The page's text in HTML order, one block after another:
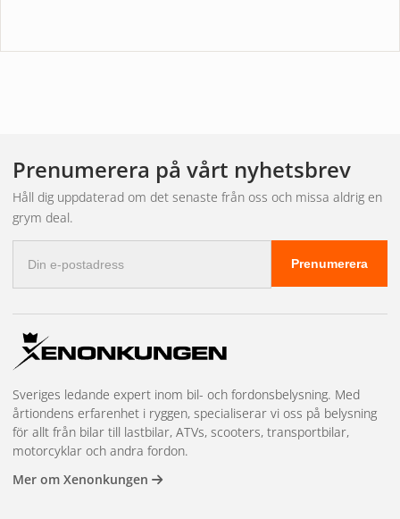
Prenumerera på vårt nyhetsbrev
Håll dig uppdaterad om det senaste från oss och missa aldrig en
grym deal.
postadress
Prenumerera
Sveriges ledande expert inom bil- och fordonsbelysning. Med
årtiondens erfarenhet i ryggen, specialiserar vi oss på belysning
för allt från bilar till lastbilar, ATVs, scooters, transportbilar,
motorcyklar och andra fordon.
Mer om Xenonkungen